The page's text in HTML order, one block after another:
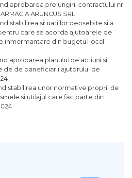
aprobarea prelungirii contractului nr
ARUNCUS SRL
stabilirea situatiilor deosebite si a
care se acorda ajutoarele de
inmormantare din bugetul local
aprobarea planului de actiuni si
de de baneficiarii ajutorului de
stabilirea unor normative proprii de
si utilajul care fac parte din